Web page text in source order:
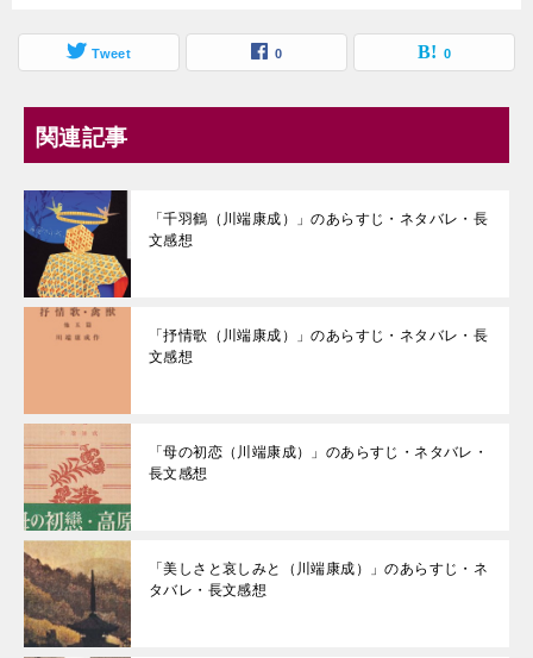
Tweet 0 0
関連記事
「千羽鶴（川端康成）」のあらすじ・ネタバレ・長
文感想
「抒情歌（川端康成）」のあらすじ・ネタバレ・長
文感想
「母の初恋（川端康成）」のあらすじ・ネタバレ・
長文感想
「美しさと哀しみと（川端康成）」のあらすじ・ネ
タバレ・長文感想